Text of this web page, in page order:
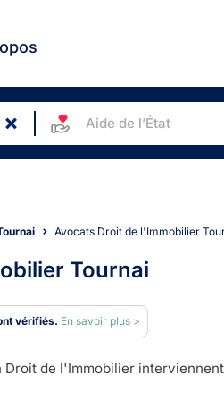
Aide de l’État
Avocats Droit de l'Immobilier
Tournai
vérifiés. En savoir plus >
de l'Immobilier